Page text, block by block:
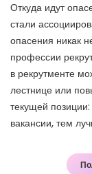
Откуда идут
стали
опасения никак
профессии
в рекрутменте
лестнице или
текущей
вакансии, тем